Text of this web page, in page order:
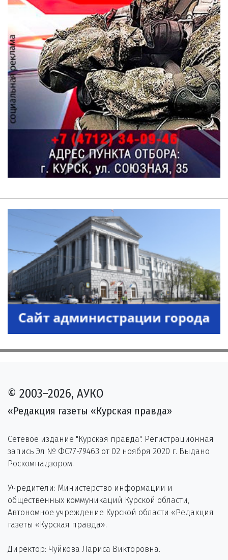
© 2003–2026, АУКО
«Редакция газеты «Курская правда»
Сетевое издание "Курская правда". Регистрационная
запись Эл № ФС77-79463 от 02 ноября 2020 г. Выдано
Роскомнадзором.
Учредители: Министерство информации и
общественных коммуникаций Курской области,
Автономное учреждение Курской области «Редакция
газеты «Курская правда».
Директор: Чуйкова Лариса Викторовна.